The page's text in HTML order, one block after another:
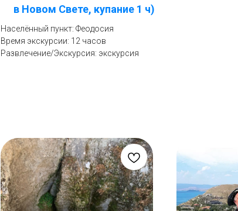
в Новом Свете, купание 1 ч)
Населённый пункт: Феодосия
Время экскурсии: 12 часов
Развлечение/Экскурсия: экскурсия